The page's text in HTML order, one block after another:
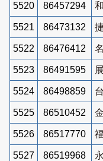
5520 86457294
5521 86473132
5522 86476412
5523 86491595
5524 86498859
5525 86510452
5526 86517770
5527 86519968